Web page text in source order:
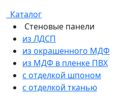
Каталог
Стеновые панели
из ЛДСП
из окрашенного МДФ
из МДФ в пленке ПВХ
с отделкой шпоном
с отделкой тканью